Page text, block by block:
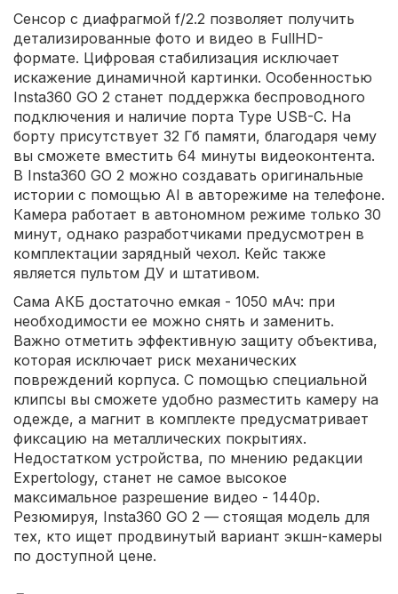
Сенсор с диафрагмой f/2.2 позволяет получить
детализированные фото и видео в FullHD-
формате. Цифровая стабилизация исключает
искажение динамичной картинки. Особенностью
Insta360 GO 2 станет поддержка беспроводного
подключения и наличие порта Type USB-C. На
борту присутствует 32 Гб памяти, благодаря чему
вы сможете вместить 64 минуты видеоконтента.
В Insta360 GO 2 можно создавать оригинальные
истории с помощью AI в авторежиме на телефоне.
Камера работает в автономном режиме только 30
минут, однако разработчиками предусмотрен в
комплектации зарядный чехол. Кейс также
является пультом ДУ и штативом.
Сама АКБ достаточно емкая - 1050 мАч: при
необходимости ее можно снять и заменить.
Важно отметить эффективную защиту объектива,
которая исключает риск механических
повреждений корпуса. С помощью специальной
клипсы вы сможете удобно разместить камеру на
одежде, а магнит в комплекте предусматривает
фиксацию на металлических покрытиях.
Недостатком устройства, по мнению редакции
Expertology, станет не самое высокое
максимальное разрешение видео - 1440p.
Резюмируя, Insta360 GO 2 — стоящая модель для
тех, кто ищет продвинутый вариант экшн-камеры
по доступной цене.